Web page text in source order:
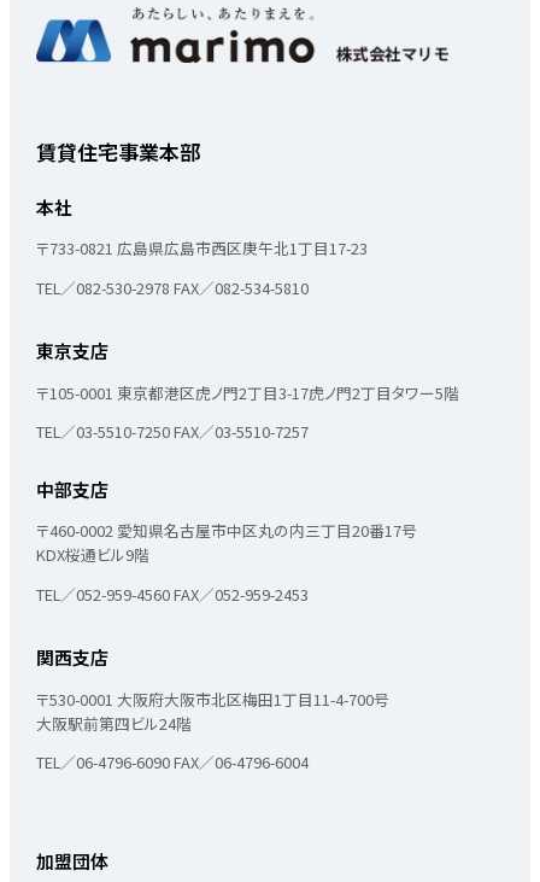
賃貸住宅事業本部
本社
〒733-0821 広島県広島市西区庚午北1丁目17-23
TEL／082-530-2978 FAX／082-534-5810
東京支店
〒105-0001 東京都港区虎ノ門2丁目3-17虎ノ門2丁目タワー5階
TEL／03-5510-7250FAX／03-5510-7257
中部支店
〒460-0002 愛知県名古屋市中区丸の内三丁目20番17号
KDX桜通ビル9階
TEL／052-959-4560FAX／052-959-2453
関西支店
〒530-0001 大阪府大阪市北区梅田1丁目11-4-700号
大阪駅前第四ビル24階
TEL／06-4796-6090FAX／06-4796-6004
加盟団体